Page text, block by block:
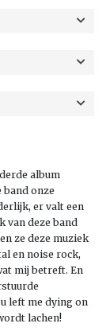
album
band onze
er valt een
van deze band
ze deze muziek
en noise rock,
mij betreft. En
left me dying on
lachen!